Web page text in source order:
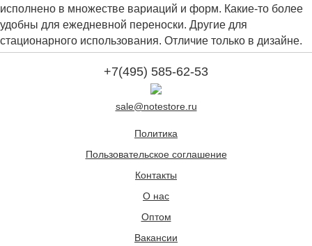
исполнено в множестве вариаций и форм. Какие-то более
удобны для ежедневной переноски. Другие для
стационарного использования. Отличие только в дизайне.
+7(495) 585-62-53
sale@notestore.ru
Политика
Пользовательское соглашение
Контакты
О нас
Оптом
Вакансии